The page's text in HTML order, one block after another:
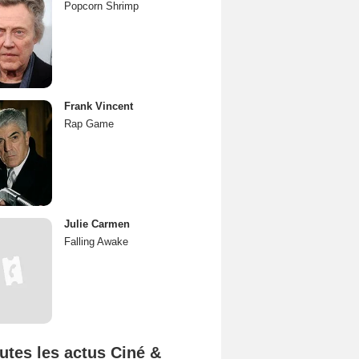
Popcorn Shrimp
Frank Vincent
Rap Game
Julie Carmen
Falling Awake
les actus Ciné &